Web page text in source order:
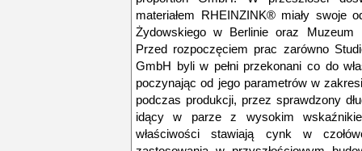
materiałem RHEINZINK® miały swoje
Żydowskiego w Berlinie oraz Muzeum
Przed rozpoczęciem prac zarówno
GmbH byli w pełni przekonani co do
poczynając od jego parametrów w
podczas produkcji, przez sprawdzony
idący w parze z wysokim
właściwości stawiają cynk w